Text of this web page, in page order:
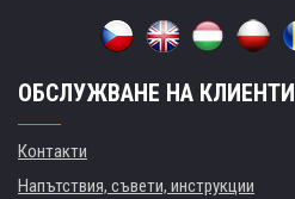
ОБСЛУЖВАНЕ НА КЛИЕНТИ
Контакти
Напътствия, съвети, инструкции